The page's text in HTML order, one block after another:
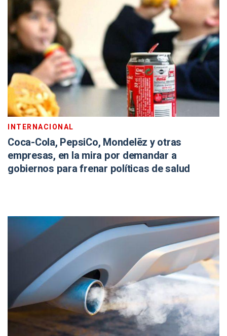
INTERNACIONAL
Coca-Cola, PepsiCo, Mondelēz y otras
empresas, en la mira por demandar a
gobiernos para frenar políticas de salud